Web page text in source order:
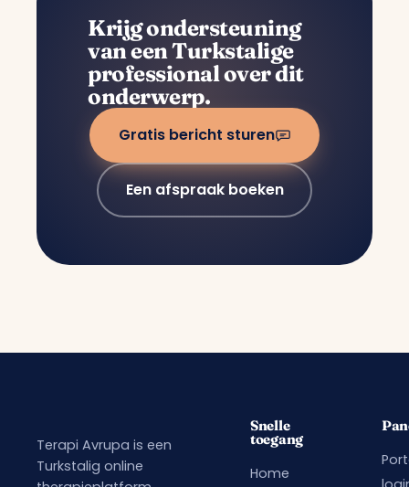
Krijg ondersteuning
van een Turkstalige
professional over dit
onderwerp.
Gratis bericht sturen
Een afspraak boeken
Terapi Avrupa is een
Turkstalig online
Snelle
toegang
Home